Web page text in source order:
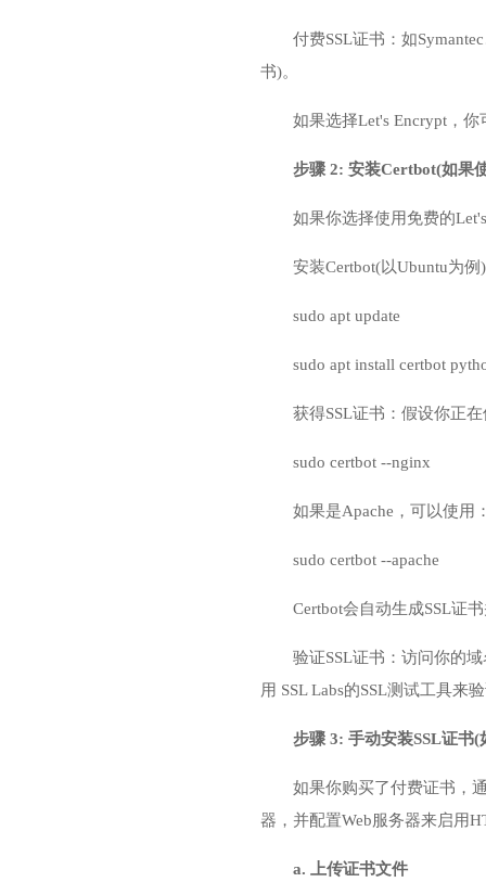
付费SSL证书：如
书)。
如果选择Let's Encrypt，
步骤 2: 安装Certbot(如果
如果你选择使用免费的
安装Certbot(以Ubuntu为例
sudo apt update
sudo apt install certbot
获得SSL证书：假设你正
sudo certbot --nginx
如果是Apache，可以使用
sudo certbot --apache
Certbot会自动生成SSL证
验证SSL证书：访问你的
用 SSL Labs的SSL测试工具来
步骤 3: 手动安装SSL证书
如果你购买了付费证书，
器 ，并配置Web服务器来启用
a. 上传证书文件